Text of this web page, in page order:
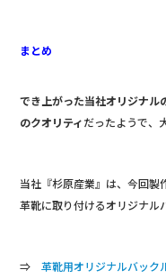
まとめ
でき上がった当社オリジナル
のクオリティだったようで、
当社『杉原産業』は、今回製
革靴に取り付けるオリジナル
⇒革靴用オリジナルバック